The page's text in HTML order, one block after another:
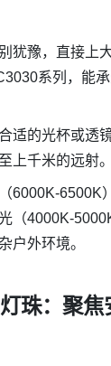
犹豫，直接上
系列，能
适的光杯或透
上千米的远射。
6000K-6500K
（4000K-
户外环境。
珠：聚焦